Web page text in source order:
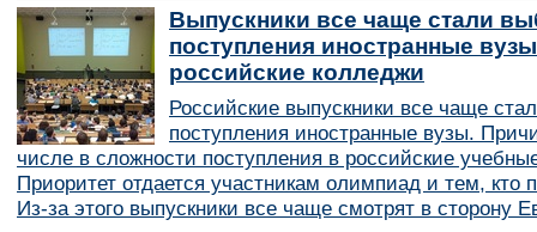
Выпускники все чаще стали
поступления иностранные
российские колледжи
Российские выпускники все чаще
поступления иностранные вузы.
числе в сложности поступления в российские
Приоритет отдается участникам олимпиад и тем, кто
Из-за этого выпускники все чаще смотрят в сторону